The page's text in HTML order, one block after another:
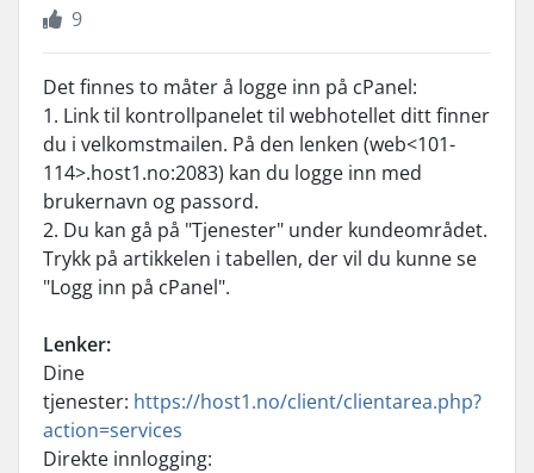
9
Det finnes to måter å logge inn på cPanel:
1. Link til kontrollpanelet til webhotellet ditt finner
du i velkomstmailen. På den lenken (web<101-
114>.host1.no:2083) kan du logge inn med
brukernavn og passord.
2. Du kan gå på "Tjenester" under kundeområdet.
Trykk på artikkelen i tabellen, der vil du kunne se
"Logg inn på cPanel".
Lenker:
Dine
tjenester: https://host1.no/client/clientarea.php?
action=services
Direkte innlogging: